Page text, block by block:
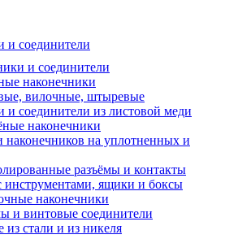
и соединители
и соединители
наконечники
вилочные, штыревые
и соединители из листовой меди
наконечники
наконечников на уплотненных и
разъёмы и контакты
инструментами, ящики и боксы
наконечники
и винтовые соединители
стали и из никеля